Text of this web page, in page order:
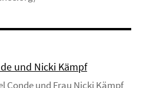
und Nicki Kämpf
Conde und Frau Nicki Kämpf